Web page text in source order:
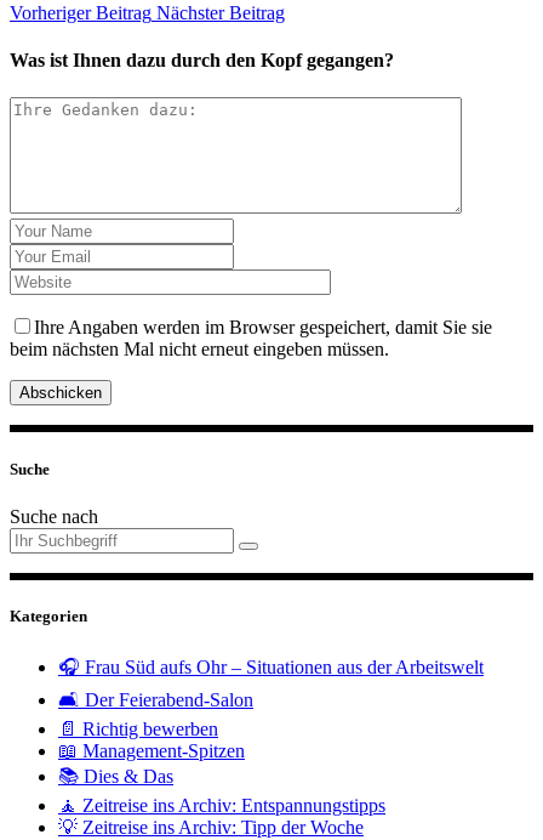
Vorheriger Beitrag Nächster Beitrag
Was ist Ihnen dazu durch den Kopf gegangen?
Ihre Angaben werden im Browser gespeichert, damit Sie sie
beim nächsten Mal nicht erneut eingeben müssen.
Abschicken
Suche
Suche nach
Kategorien
🎧 Frau Süd aufs Ohr – Situationen aus der Arbeitswelt
🛋️ Der Feierabend-Salon
📄 Richtig bewerben
📖 Management-Spitzen
📚 Dies & Das
🧘 Zeitreise ins Archiv: Entspannungstipps
💡 Zeitreise ins Archiv: Tipp der Woche